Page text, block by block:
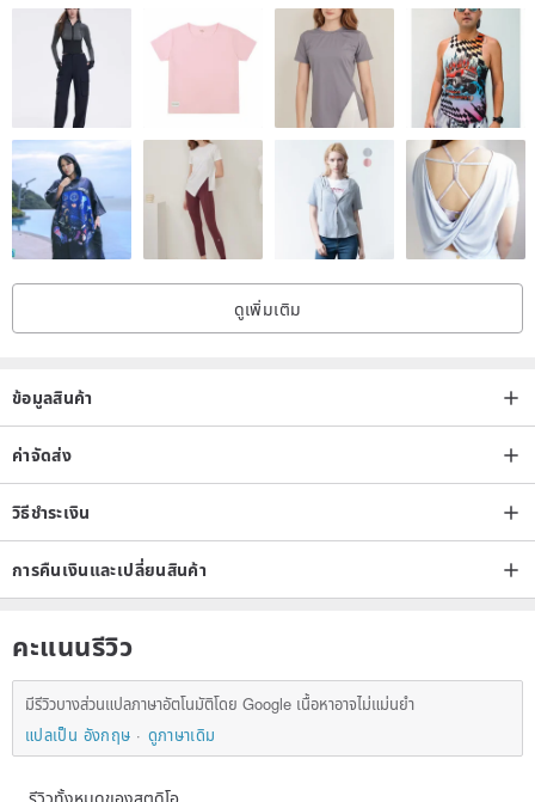
ดูเพิ่มเติม
ข้อมูลสินค้า
ค่าจัดส่ง
วิธีชำระเงิน
การคืนเงินและเปลี่ยนสินค้า
คะแนนรีวิว
มีรีวิวบางส่วนแปลภาษาอัตโนมัติโดย Google เนื้อหาอาจไม่แม่นยำ
แปลเป็น อังกฤษ
ดูภาษาเดิม
รีวิวทั้งหมดของสตูดิโอ